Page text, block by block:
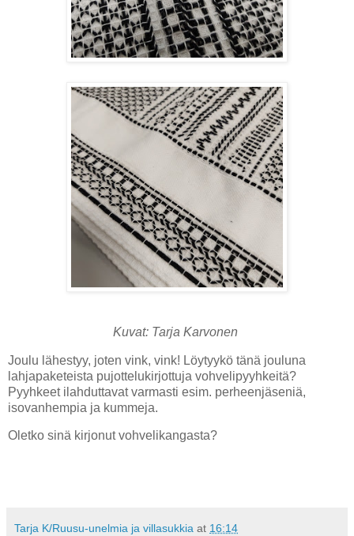
Kuvat: Tarja Karvonen
Joulu lähestyy, joten vink, vink! Löytyykö tänä jouluna
lahjapaketeista pujottelukirjottuja vohvelipyyhkeitä?
Pyyhkeet ilahduttavat varmasti esim. perheenjäseniä,
isovanhempia ja kummeja.
Oletko sinä kirjonut vohvelikangasta?
Tarja K/Ruusu-unelmia ja villasukkia at 16:14